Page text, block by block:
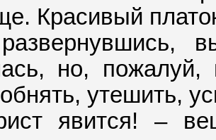
Красивый
но,
утешить,
явится! –